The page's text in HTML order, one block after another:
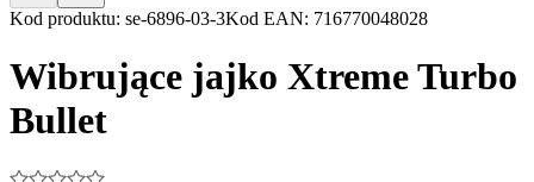
Item
of
3
Kod produktu: se-6896-03-3Kod EAN: 716770048028
Wibrujące jajko Xtreme Turbo
Bullet